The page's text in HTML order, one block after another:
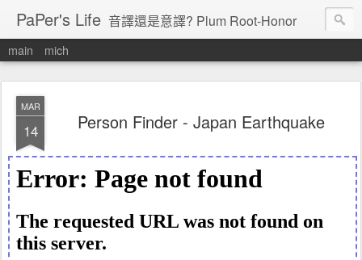
PaPer's Life 音譯還是意譯? Plum Root-Honor
main mich
MAR
14 Person Finder - Japan Earthquake